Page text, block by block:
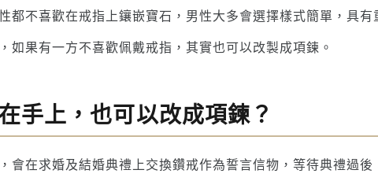
都不喜歡在戒指上鑲嵌寶石，男性大多會選擇樣式簡單，具
如果有一方不喜歡佩戴戒指，其實也可以改製成項鍊。
手上，也可以改成項鍊？
會在求婚及結婚典禮上交換鑽戒作為誓言信物，等待典禮過